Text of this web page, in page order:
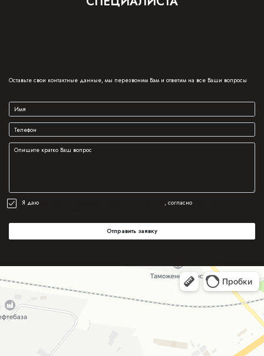
Оставьте свои контактные данные, мы перезвоним Вам и ответим на все Ваши вопросы
Я даю , согласно
Отправить заявку